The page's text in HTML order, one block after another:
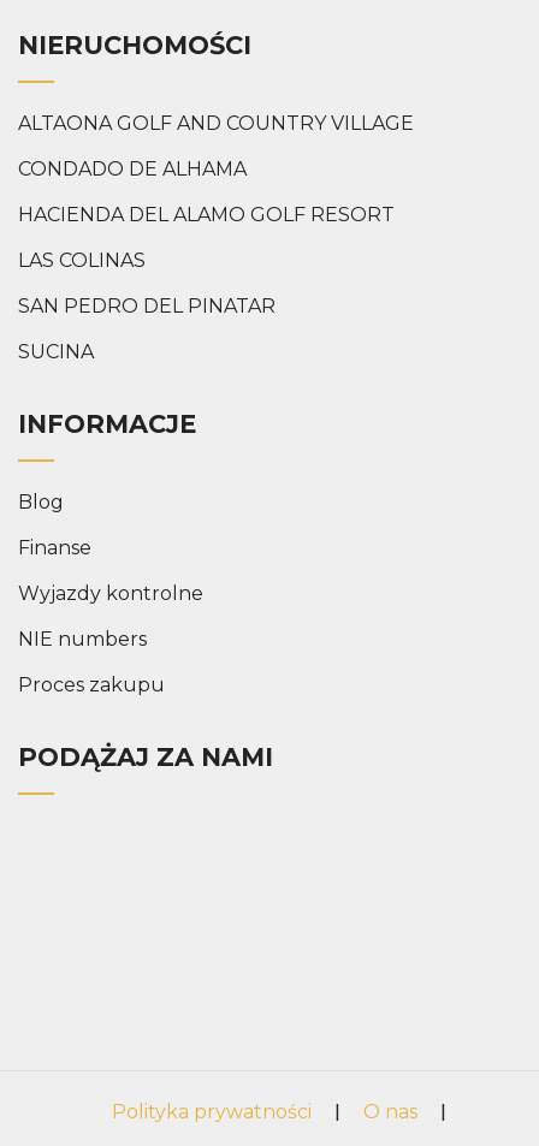
NIERUCHOMOŚCI
ALTAONA GOLF AND COUNTRY VILLAGE
CONDADO DE ALHAMA
HACIENDA DEL ALAMO GOLF RESORT
LAS COLINAS
SAN PEDRO DEL PINATAR
SUCINA
INFORMACJE
Blog
Finanse
Wyjazdy kontrolne
NIE numbers
Proces zakupu
PODĄŻAJ ZA NAMI
Polityka prywatności O nas